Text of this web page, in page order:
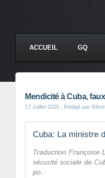
ACCUEIL GQ
Mendicité à Cuba,
17 Juillet 2025 , Rédigé par
Traduction Françoise
sécurité sociale de
po...